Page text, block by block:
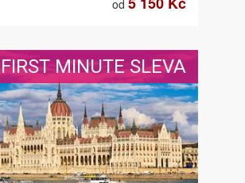
od
FIRST MINUTE SLEVA